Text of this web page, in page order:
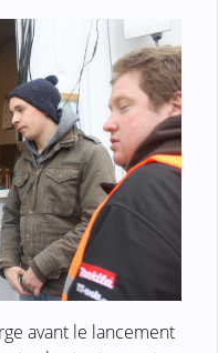
avant le lancement